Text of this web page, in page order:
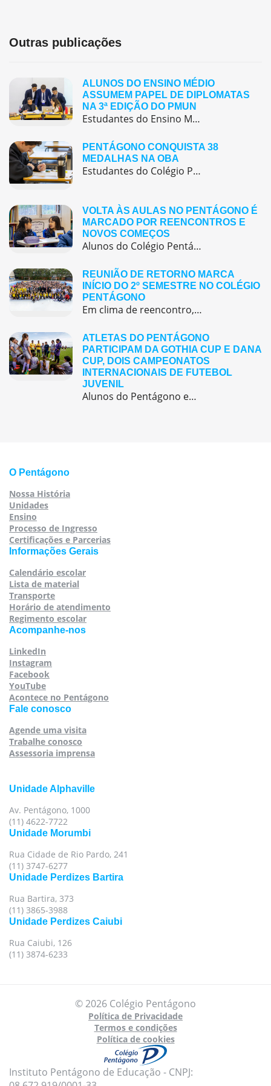
Outras publicações
ALUNOS DO ENSINO MÉDIO
ASSUMEM PAPEL DE DIPLOMATAS
NA 3ª EDIÇÃO DO PMUN
Estudantes do Ensino Médio do Colégio Pentágono protagonizaram uma simulação da ONU, defendendo posições de países em comitês temáticos e vivenciando, na prática, negociações diplomáticas multilíngues.
PENTÁGONO CONQUISTA 38
MEDALHAS NA OBA
Estudantes do Colégio Pentágono conquistam excelente resultado na Olimpíada Brasileira de Astronomia e Astronáutica (OBA) 2025, somando 38 medalhas.
VOLTA ÀS AULAS NO PENTÁGONO É
MARCADO POR REENCONTROS E
NOVOS COMEÇOS
Alunos do Colégio Pentágono retornaram às aulas trazendo o entusiasmo dos reencontros e o desejo de seguir aprendendo com significado.
REUNIÃO DE RETORNO MARCA
INÍCIO DO 2º SEMESTRE NO COLÉGIO
PENTÁGONO
Em clima de reencontro, a equipe pedagógica participou da abertura do semestre letivo com treinamentos e simulação de emergência
ATLETAS DO PENTÁGONO
PARTICIPAM DA GOTHIA CUP E DANA
CUP, DOIS CAMPEONATOS
INTERNACIONAIS DE FUTEBOL
JUVENIL
Alunos do Pentágono embarcaram para a Europa, onde participaram de duas das maiores competições internacionais de futebol juvenil
O Pentágono
Nossa História
Unidades
Ensino
Processo de Ingresso
Certificações e Parcerias
Informações Gerais
Calendário escolar
Lista de material
Transporte
Horário de atendimento
Regimento escolar
Acompanhe-nos
LinkedIn
Instagram
Facebook
YouTube
Acontece no Pentágono
Fale conosco
Agende uma visita
Trabalhe conosco
Assessoria imprensa
Unidade Alphaville
Av. Pentágono, 1000
(11) 4622-7722
Unidade Morumbi
Rua Cidade de Rio Pardo, 241
(11) 3747-6277
Unidade Perdizes Bartira
Rua Bartira, 373
(11) 3865-3988
Unidade Perdizes Caiubi
Rua Caiubi, 126
(11) 3874-6233
© 2026 Colégio Pentágono
Política de Privacidade
Termos e condições
Política de cookies
Instituto Pentágono de Educação - CNPJ: